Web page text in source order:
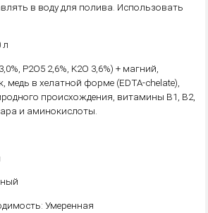
в воду для полива. Использовать
л
P2O5 2,6%, K2O 3,6%) + магний,
медь в хелатной форме (EDTA-chelate),
происхождения, витамины B1, B2,
и аминокислоты.
Умеренная